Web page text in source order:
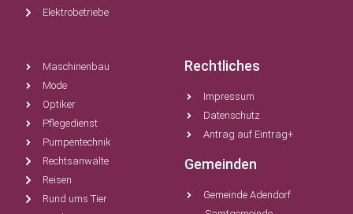
Elektrobetriebe
Maschinenbau
Mode
Optiker
Pflegedienst
Pumpentechnik
Rechtsanwälte
Reisen
Rund ums Tier
Rechtliches
Impressum
Datenschutz
Antrag auf Eintrag+
Gemeinden
Gemeinde Adendorf